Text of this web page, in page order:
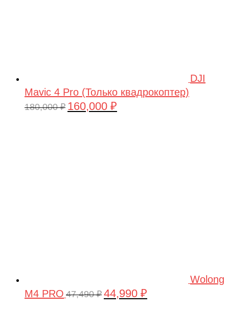
DJI
Mavic 4 Pro (Только квадрокоптер)
180,000₽ Первоначальная
160,000 ₽
Wolong
M4 PRO 47,490₽ Первоначальная
44,990 ₽